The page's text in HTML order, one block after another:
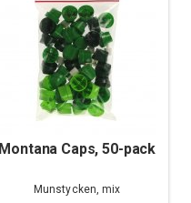
Montana Caps, 50-pack
Munstycken, mix